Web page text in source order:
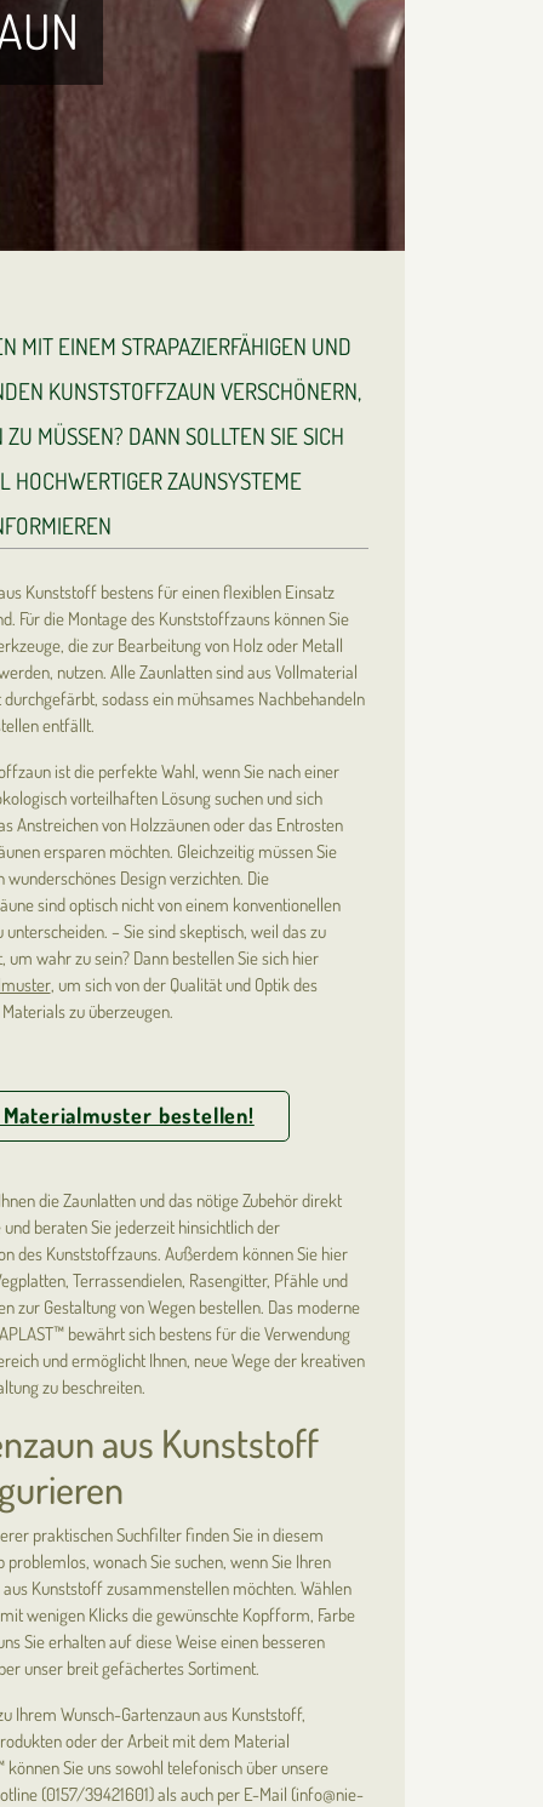
MIT EINEM STRAPAZIERFÄHIGEN UND
KUNSTSTOFFZAUN VERSCHÖNERN,
MÜSSEN? DANN SOLLTEN SIE SICH
HOCHWERTIGER ZAUNSYSTEME
Kunststoff bestens für einen flexiblen Einsatz
Für die Montage des Kunststoffzauns können Sie
die zur Bearbeitung von Holz oder Metall
nutzen. Alle Zaunlatten sind aus Vollmaterial
sodass ein mühsames Nachbehandeln
entfällt.
ist die perfekte Wahl, wenn Sie nach einer
vorteilhaften Lösung suchen und sich
Anstreichen von Holzzäunen oder das Entrosten
ersparen möchten. Gleichzeitig müssen Sie
wunderschönes Design verzichten. Die
sind optisch nicht von einem konventionellen
unterscheiden. – Sie sind skeptisch, weil das zu
um wahr zu sein? Dann bestellen Sie sich hier
, um sich von der Qualität und Optik des
zu überzeugen.
bestellen!
die Zaunlatten und das nötige Zubehör direkt
und beraten Sie jederzeit hinsichtlich der
des Kunststoffzauns. Außerdem können Sie hier
Terrassendielen, Rasengitter, Pfähle und
zur Gestaltung von Wegen bestellen. Das moderne
bewährt sich bestens für die Verwendung
und ermöglicht Ihnen, neue Wege der kreativen
zu beschreiten.
aus Kunststoff
praktischen Suchfilter finden Sie in diesem
problemlos, wonach Sie suchen, wenn Sie Ihren
Kunststoff zusammenstellen möchten. Wählen
wenigen Klicks die gewünschte Kopfform, Farbe
Sie erhalten auf diese Weise einen besseren
unser breit gefächertes Sortiment.
Ihrem Wunsch-Gartenzaun aus Kunststoff,
oder der Arbeit mit dem Material
können Sie uns sowohl telefonisch über unsere
(0157/39421601) als auch per E-Mail (info@nie-